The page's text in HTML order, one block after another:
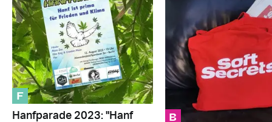
F
Hanfparade 2023: "Hanf B